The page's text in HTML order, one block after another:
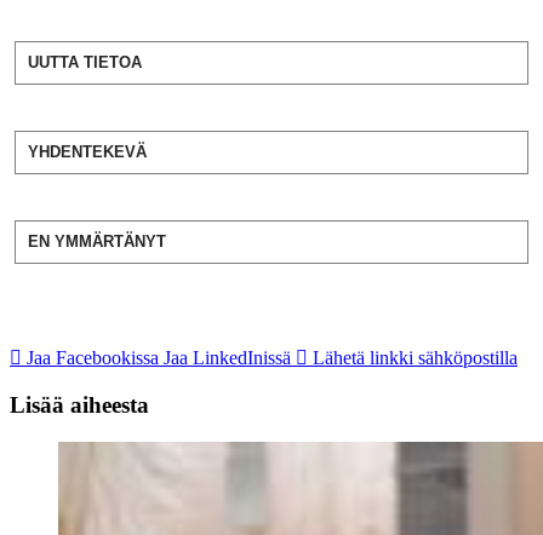
UUTTA TIETOA
YHDENTEKEVÄ
EN YMMÄRTÄNYT
Jaa Facebookissa Jaa LinkedInissä Lähetä linkki sähköpostilla
Lisää aiheesta